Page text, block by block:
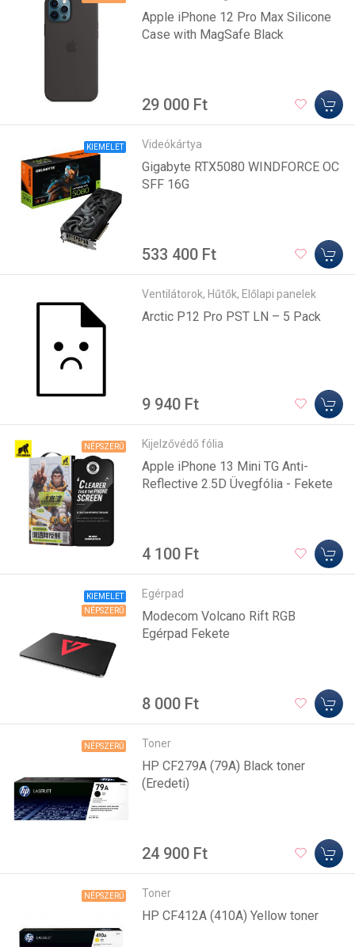
Apple iPhone 12 Pro Max Silicone
Case with MagSafe Black
29 000 Ft
KIEMELET Videókártya
Gigabyte RTX5080 WINDFORCE OC
SFF 16G
533 400 Ft
Ventilátorok, Hűtők, Előlapi panelek
Arctic P12 Pro PST LN – 5 Pack
9 940 Ft
NÉPSZERŰ Kijelzővédő fólia
Apple iPhone 13 Mini TG Anti-
Reflective 2.5D Üvegfólia - Fekete
4 100 Ft
KIEMELET
NÉPSZERŰ
Egérpad
Modecom Volcano Rift RGB
Egérpad Fekete
8 000 Ft
NÉPSZERŰ Toner
HP CF279A (79A) Black toner
(Eredeti)
24 900 Ft
NÉPSZERŰ Toner
HP CF412A (410A) Yellow toner